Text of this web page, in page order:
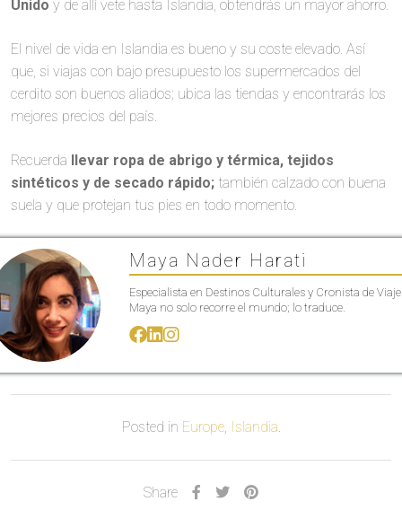
Unido y de allí vete hasta Islandia, obtendrás un mayor ahorro.
El nivel de vida en Islandia es bueno y su coste elevado. Así
que, si viajas con bajo presupuesto los supermercados del
cerdito son buenos aliados; ubica las tiendas y encontrarás los
mejores precios del país.
Recuerda llevar ropa de abrigo y térmica, tejidos
sintéticos y de secado rápido; también calzado con buena
suela y que protejan tus pies en todo momento.
Maya Nader Harati
Especialista en Destinos Culturales y Cronista de
Maya no solo recorre el mundo; lo traduce.
Posted in Europe, Islandia.
Share